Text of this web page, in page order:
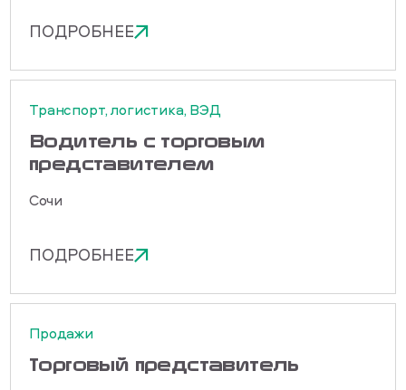
ПОДРОБНЕЕ
Транспорт, логистика, ВЭД
Водитель с торговым
представителем
Сочи
ПОДРОБНЕЕ
Продажи
Торговый представитель